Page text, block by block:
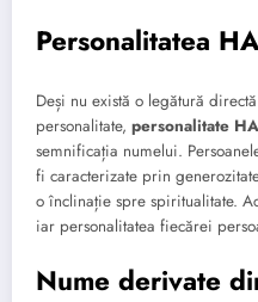
Personalitatea
Deși nu există o legătură
personalitate, personalitate
semnificația numelui.
fi caracterizate prin
o înclinație spre spiritualitate.
iar personalitatea fiecărei
Nume derivate